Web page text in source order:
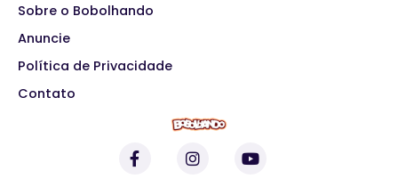
Sobre o Bobolhando
Anuncie
Política de Privacidade
Contato